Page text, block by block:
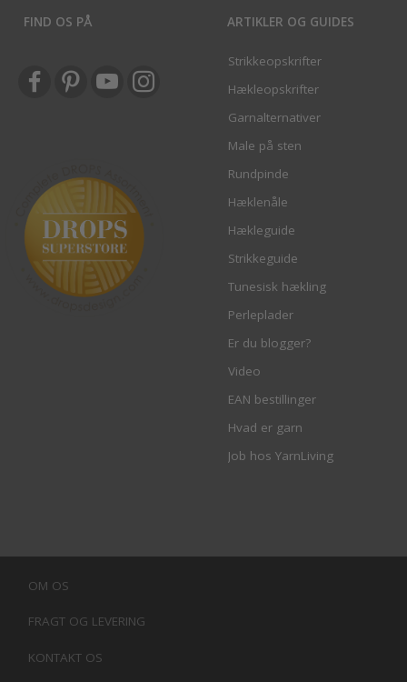
FIND OS PÅ ARTIKLER OG GUIDES
Strikkeopskrifter
Hækleopskrifter
Garnalternativer
Male på sten
Rundpinde
Hæklenåle
Hækleguide
Strikkeguide
Tunesisk hækling
Perleplader
Er du blogger?
Video
EAN bestillinger
Hvad er garn
Job hos YarnLiving
OM OS
FRAGT OG LEVERING
KONTAKT OS